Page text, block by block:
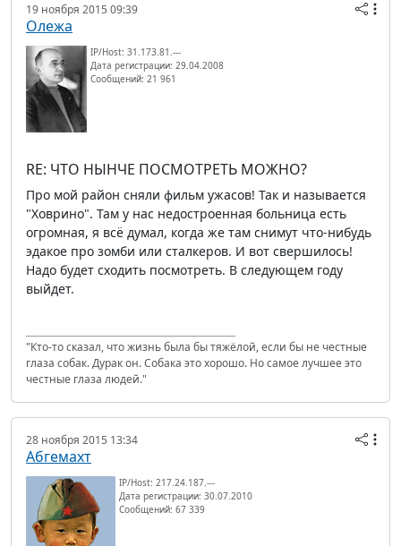
19 ноября 2015 09:39
Олежа
IP/Host: 31.173.81.---
Дата регистрации: 29.04.2008
Сообщений: 21 961
RE: ЧТО НЫНЧЕ ПОСМОТРЕТЬ МОЖНО?
Про мой район сняли фильм ужасов! Так и называется
"Ховрино". Там у нас недостроенная больница есть
огромная, я всё думал, когда же там снимут что-нибудь
эдакое про зомби или сталкеров. И вот свершилось!
Надо будет сходить посмотреть. В следующем году
выйдет.
"Кто-то сказал, что жизнь была бы тяжёлой, если бы не честные
глаза собак. Дурак он. Собака это хорошо. Но самое лучшее это
честные глаза людей."
28 ноября 2015 13:34
Абгемахт
IP/Host: 217.24.187.---
Дата регистрации: 30.07.2010
Сообщений: 67 339